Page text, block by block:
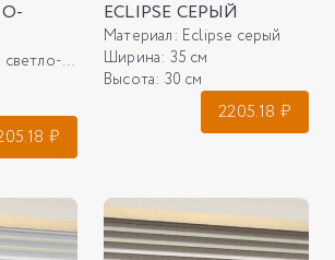
серый
₽
ECLIPSE СЕРЫЙ
Материал: Eclipse серый
Ширина: 35 см
Высота: 30 см
2205.18 ₽